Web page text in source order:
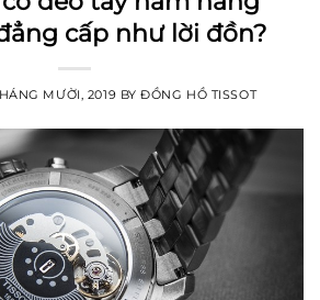
cấp như lời đồn?
MƯỜI, 2019 BYĐỒNG HỒ TISSOT